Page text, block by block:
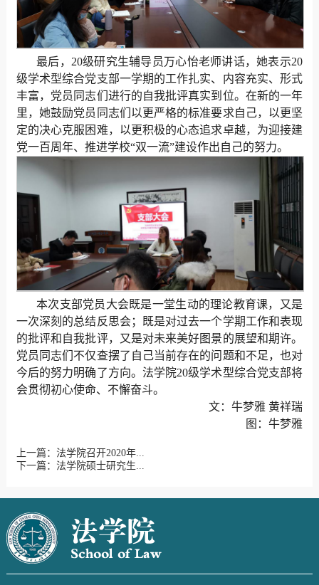
最后，20级研究生辅导员万心怡老师讲话，她表示20
级学术型综合党支部一学期的工作扎实、内容充实、形式
丰富，党员同志们进行的自我批评真实到位。在新的一年
里，她鼓励党员同志们以更严格的标准要求自己，以更坚
定的决心克服困难，以更积极的心态追求卓越，为迎接建
党一百周年、推进学校“双一流”建设作出自己的努力。
本次支部党员大会既是一堂生动的理论教育课，又是
一次深刻的总结反思会；既是对过去一个学期工作和表现
的批评和自我批评，又是对未来美好图景的展望和期许。
党员同志们不仅查摆了自己当前存在的问题和不足，也对
今后的努力明确了方向。法学院20级学术型综合党支部将
会贯彻初心使命、不懈奋斗。
文：牛梦雅 黄祥瑞
图：牛梦雅
上一篇：法学院召开2020年...
下一篇：法学院硕士研究生...